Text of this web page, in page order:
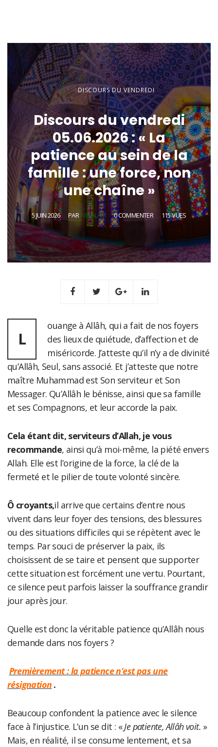
DISCOURS DU VENDREDI
Discours du vendredi
05.06.2026 : « La
patience au sein de la
famille : une force, non
une chaîne »
5 JUIN 2026 PARASSALAM 0 COMMENTER 115 VUES
L
ouange à Allâh, qui a fait de nos foyers
des lieux de quiétude, d’affection et de
miséricorde. J’atteste qu’il n’y a de divinité
qu’Allâh, Seul, sans associé. Et j’atteste que notre
maître Muhammad est Son serviteur et Son
Messager. Qu’Allâh le bénisse, ainsi que sa famille
et ses Compagnons, et leur accorde la paix.
Cela étant dit, serviteurs d’Allah, je vous
recommande, ainsi qu’à moi-même, la piété envers
Allah. Elle est l’origine de la force, la clé de la
fermeté et le pilier de toute volonté sincère.
Ô croyants,il arrive que certains d’entre nous
vivent dans leur foyer des tensions, des blessures
ou des situations difficiles qui se répètent avec le
temps. Par souci de préserver la paix, ils
choisissent de se taire et pensent que supporter
cette situation est forcément une vertu. Pourtant,
ce silence peut parfois laisser la souffrance grandir
jour après jour.
Quelle est donc la véritable patience qu’Allâh nous
demande dans nos foyers ?
Premièrement : la patience n’est pas une
résignation .
Beaucoup confondent la patience avec le silence
face à l’injustice. L’un se dit : «Je patiente, Allâh voit. »
Mais, en réalité, il se consume lentement, et sa